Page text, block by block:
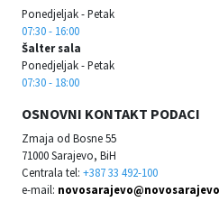
Ponedjeljak - Petak
07:30 - 16:00
Šalter sala
Ponedjeljak - Petak
07:30 - 18:00
OSNOVNI KONTAKT PODACI
Zmaja od Bosne 55
71000 Sarajevo, BiH
Centrala tel: +387 33 492-100
e-mail: